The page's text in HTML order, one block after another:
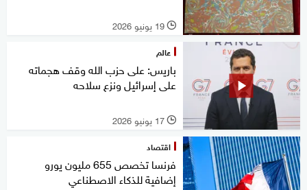
l 19 يونيو 2026
عالم
باريس: على حزب الله وقف هجماته
على إسرائيل ونزع سلاحه
l 17 يونيو 2026
اقتصاد
فرنسا تخصص 655 مليون يورو
إضافية للذكاء الاصطناعي